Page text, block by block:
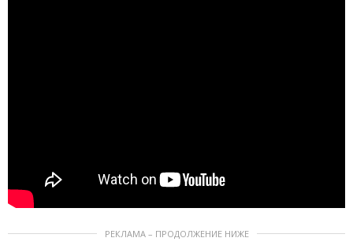
РЕКЛАМА – ПРОДОЛЖЕНИЕ НИЖЕ